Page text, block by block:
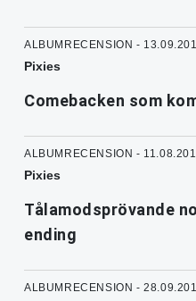
ALBUMRECENSION -
Pixies
Comebacken som
ALBUMRECENSION -
Pixies
Tålamodsprövande
ending
ALBUMRECENSION -